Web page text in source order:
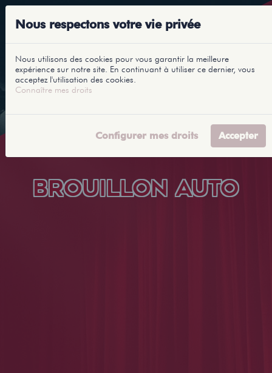
BROUILLON AUTO
Nous respectons votre vie privée
Nous utilisons des cookies pour vous garantir la meilleure
expérience sur notre site. En continuant à utiliser ce dernier, vous
acceptez l'utilisation des cookies.
Connaître mes droits
Configurer mes droits Accepter